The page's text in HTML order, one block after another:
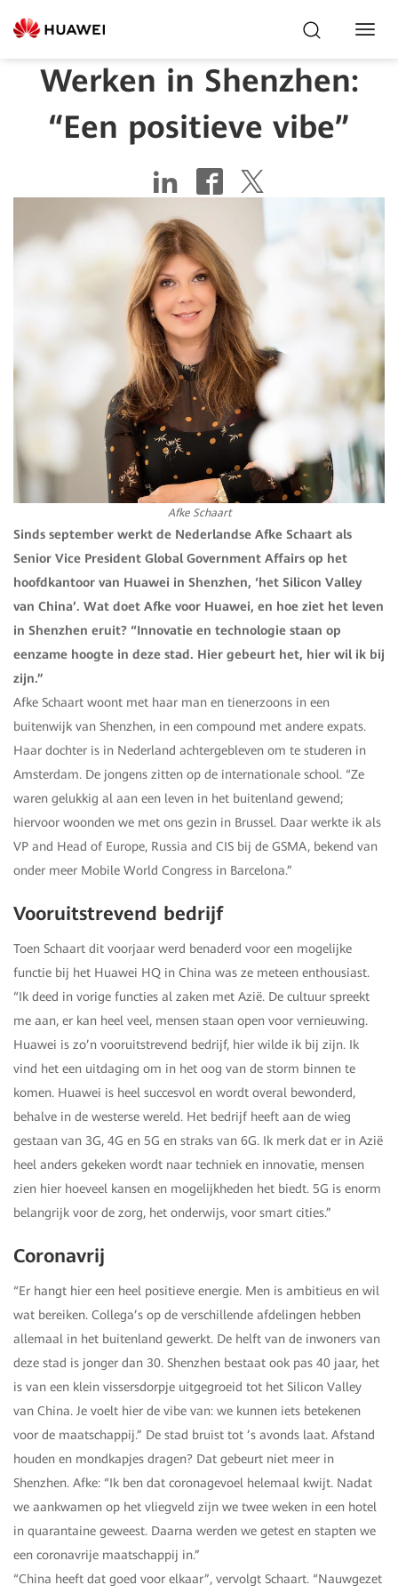
Werken in Shenzhen:
“Een positieve vibe”
Afke Schaart
Sinds september werkt de Nederlandse Afke Schaart als
Senior Vice President Global Government Affairs op het
hoofdkantoor van Huawei in Shenzhen, ‘het Silicon Valley
van China’. Wat doet Afke voor Huawei, en hoe ziet het leven
in Shenzhen eruit? “Innovatie en technologie staan op
eenzame hoogte in deze stad. Hier gebeurt het, hier wil ik bij
zijn.”
Afke Schaart woont met haar man en tienerzoons in een
buitenwijk van Shenzhen, in een compound met andere expats.
Haar dochter is in Nederland achtergebleven om te studeren in
Amsterdam. De jongens zitten op de internationale school. “Ze
waren gelukkig al aan een leven in het buitenland gewend;
hiervoor woonden we met ons gezin in Brussel. Daar werkte ik als
VP and Head of Europe, Russia and CIS bij de GSMA, bekend van
onder meer Mobile World Congress in Barcelona.”
Vooruitstrevend bedrijf
Toen Schaart dit voorjaar werd benaderd voor een mogelijke
functie bij het Huawei HQ in China was ze meteen enthousiast.
“Ik deed in vorige functies al zaken met Azië. De cultuur spreekt
me aan, er kan heel veel, mensen staan open voor vernieuwing.
Huawei is zo’n vooruitstrevend bedrijf, hier wilde ik bij zijn. Ik
vind het een uitdaging om in het oog van de storm binnen te
komen. Huawei is heel succesvol en wordt overal bewonderd,
behalve in de westerse wereld. Het bedrijf heeft aan de wieg
gestaan van 3G, 4G en 5G en straks van 6G. Ik merk dat er in Azië
heel anders gekeken wordt naar techniek en innovatie, mensen
zien hier hoeveel kansen en mogelijkheden het biedt. 5G is enorm
belangrijk voor de zorg, het onderwijs, voor smart cities.”
Coronavrij
“Er hangt hier een heel positieve energie. Men is ambitieus en wil
wat bereiken. Collega’s op de verschillende afdelingen hebben
allemaal in het buitenland gewerkt. De helft van de inwoners van
deze stad is jonger dan 30. Shenzhen bestaat ook pas 40 jaar, het
is van een klein vissersdorpje uitgegroeid tot het Silicon Valley
van China. Je voelt hier de vibe van: we kunnen iets betekenen
voor de maatschappij.” De stad bruist tot ’s avonds laat. Afstand
houden en mondkapjes dragen? Dat gebeurt niet meer in
Shenzhen. Afke: “Ik ben dat coronagevoel helemaal kwijt. Nadat
we aankwamen op het vliegveld zijn we twee weken in een hotel
in quarantaine geweest. Daarna werden we getest en stapten we
een coronavrije maatschappij in.”
“China heeft dat goed voor elkaar”, vervolgt Schaart. “Nauwgezet